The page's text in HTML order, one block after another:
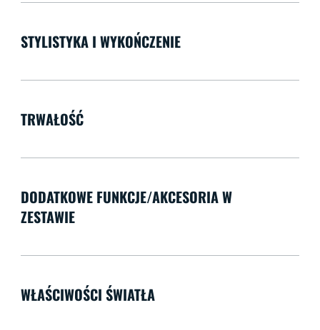
STYLISTYKA I WYKOŃCZENIE
TRWAŁOŚĆ
DODATKOWE FUNKCJE/AKCESORIA W
ZESTAWIE
WŁAŚCIWOŚCI ŚWIATŁA